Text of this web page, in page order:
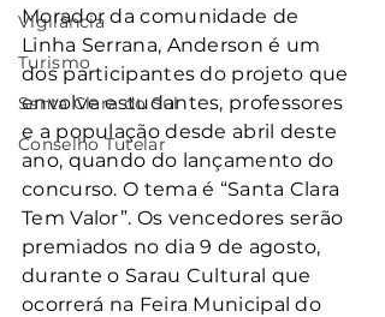
Vigilância
Turismo
Santa Clara do Sul
Conselho Tutelar
Morador da comunidade de
Linha Serrana, Anderson é um
dos participantes do projeto que
envolve estudantes, professores
e a população desde abril deste
ano, quando do lançamento do
concurso. O tema é “Santa Clara
Tem Valor”. Os vencedores serão
premiados no dia 9 de agosto,
durante o Sarau Cultural que
ocorrerá na Feira Municipal do